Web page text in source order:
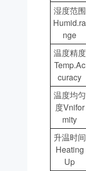
湿度范围
Humid.ra
nge
温度精度
Temp.Ac
curacy
温度均匀
度Vnifor
mity
升温时间
Heating
Up